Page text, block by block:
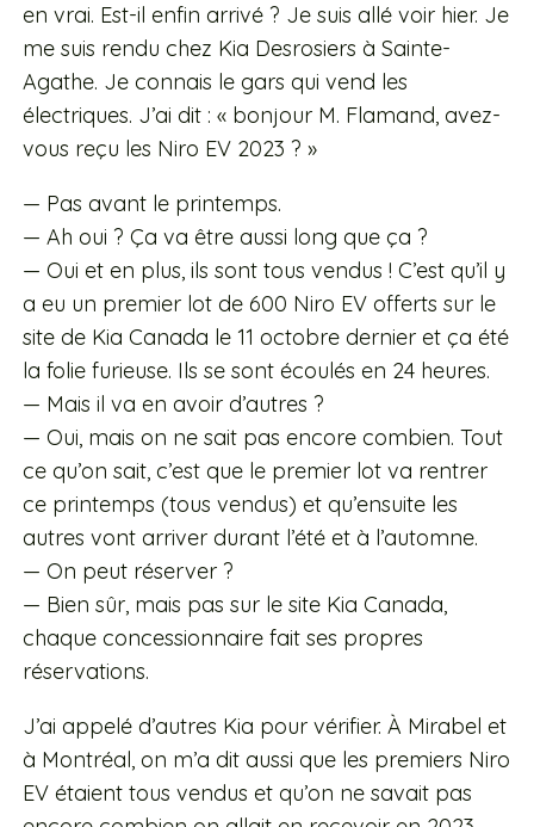
en vrai. Est-il enfin arrivé ? Je suis allé voir hier. Je
me suis rendu chez Kia Desrosiers à Sainte-
Agathe. Je connais le gars qui vend les
électriques. J’ai dit : « bonjour M. Flamand, avez-
vous reçu les Niro EV 2023 ? »
— Pas avant le printemps.
— Ah oui ? Ça va être aussi long que ça ?
— Oui et en plus, ils sont tous vendus ! C’est qu’il y
a eu un premier lot de 600 Niro EV offerts sur le
site de Kia Canada le 11 octobre dernier et ça été
la folie furieuse. Ils se sont écoulés en 24 heures.
— Mais il va en avoir d’autres ?
— Oui, mais on ne sait pas encore combien. Tout
ce qu’on sait, c’est que le premier lot va rentrer
ce printemps (tous vendus) et qu’ensuite les
autres vont arriver durant l’été et à l’automne.
— On peut réserver ?
— Bien sûr, mais pas sur le site Kia Canada,
chaque concessionnaire fait ses propres
réservations.
J’ai appelé d’autres Kia pour vérifier. À Mirabel et
à Montréal, on m’a dit aussi que les premiers Niro
EV étaient tous vendus et qu’on ne savait pas